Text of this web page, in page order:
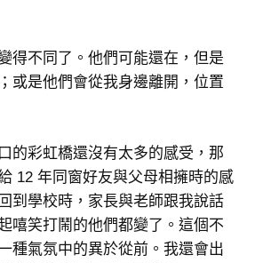
得不同了。他們可能還在，但是
或是他們會從我身邊離開，位置
的彩虹橋還沒有太多的感受，那
12 年同窗好友與父母相擁時的感
到學校時，家長與老師跟我說話
嘻笑打鬧的他們都變了。這個不
種氣氛中的異於從前。我還會出